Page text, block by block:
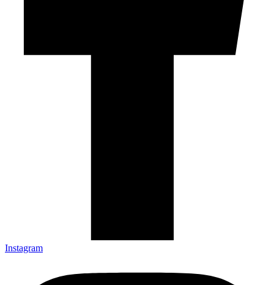
Instagram